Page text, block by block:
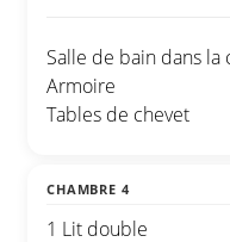
Salle de bain dans la
Armoire
Tables de chevet
CHAMBRE 4
1 Lit double